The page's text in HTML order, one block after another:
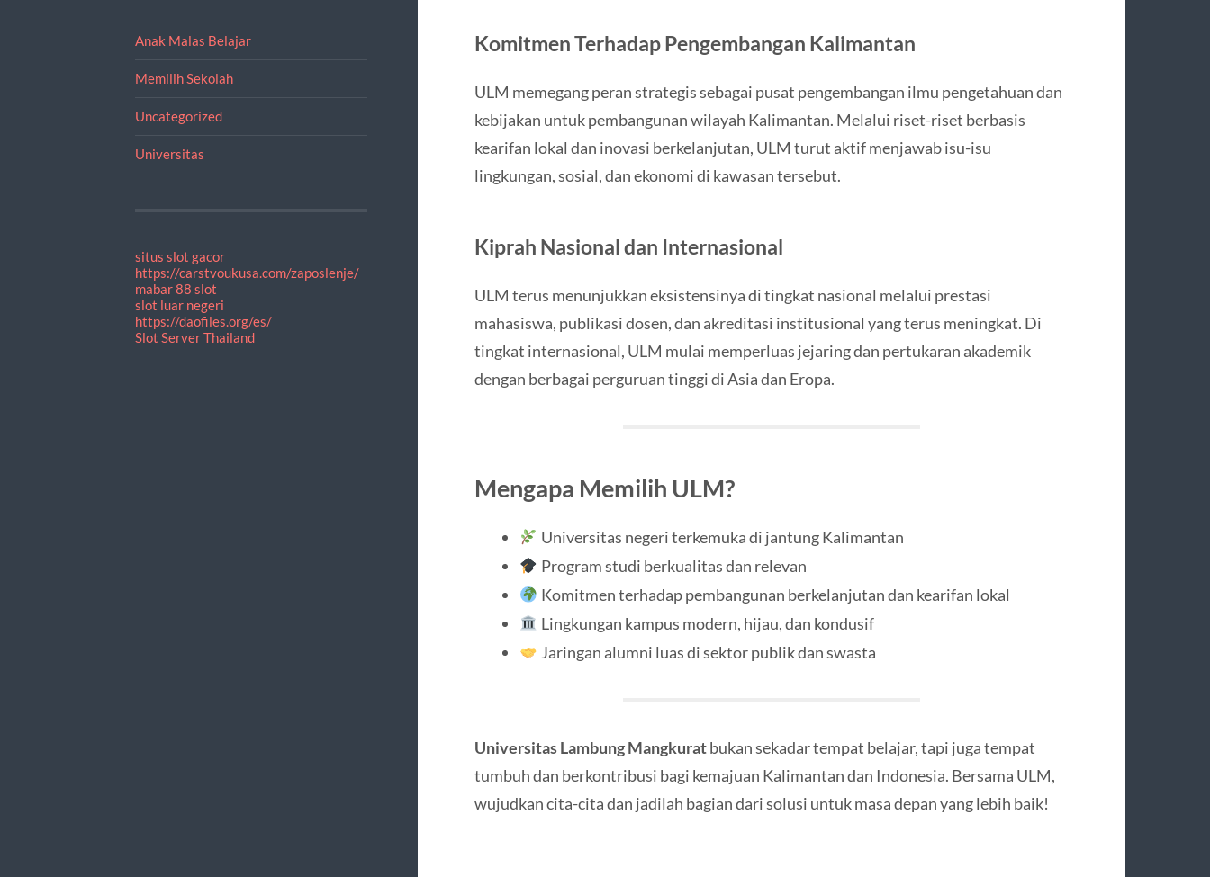
Anak Malas Belajar
Memilih Sekolah
Uncategorized
Universitas
situs slot gacor
https://carstvoukusa.com/zaposlenje/
mabar 88 slot
slot luar negeri
https://daofiles.org/es/
Slot Server Thailand
Komitmen Terhadap Pengembangan Kalimantan
ULM memegang peran strategis sebagai pusat pengembangan ilmu pengetahuan dan
kebijakan untuk pembangunan wilayah Kalimantan. Melalui riset-riset berbasis
kearifan lokal dan inovasi berkelanjutan, ULM turut aktif menjawab isu-isu
lingkungan, sosial, dan ekonomi di kawasan tersebut.
Kiprah Nasional dan Internasional
ULM terus menunjukkan eksistensinya di tingkat nasional melalui prestasi
mahasiswa, publikasi dosen, dan akreditasi institusional yang terus meningkat. Di
tingkat internasional, ULM mulai memperluas jejaring dan pertukaran akademik
dengan berbagai perguruan tinggi di Asia dan Eropa.
Mengapa Memilih ULM?
Universitas negeri terkemuka di jantung Kalimantan
Program studi berkualitas dan relevan
Komitmen terhadap pembangunan berkelanjutan dan kearifan lokal
Lingkungan kampus modern, hijau, dan kondusif
Jaringan alumni luas di sektor publik dan swasta
Universitas Lambung Mangkuratbukan sekadar tempat belajar, tapi juga tempat
tumbuh dan berkontribusi bagi kemajuan Kalimantan dan Indonesia. Bersama ULM,
wujudkan cita-cita dan jadilah bagian dari solusi untuk masa depan yang lebih baik!